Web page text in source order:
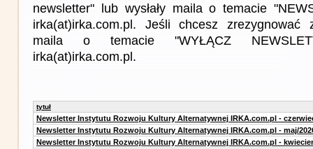
newsletter" lub wysłały maila o temacie
irka(at)irka.com.pl. Jeśli chcesz zrezygnować
maila o temacie "WYŁĄCZ
irka(at)irka.com.pl.
tytuł
Newsletter Instytutu Rozwoju Kultury Alternatywnej IRKA.com.pl -
Newsletter Instytutu Rozwoju Kultury Alternatywnej IRKA.com.pl - maj/
Newsletter Instytutu Rozwoju Kultury Alternatywnej IRKA.com.pl -